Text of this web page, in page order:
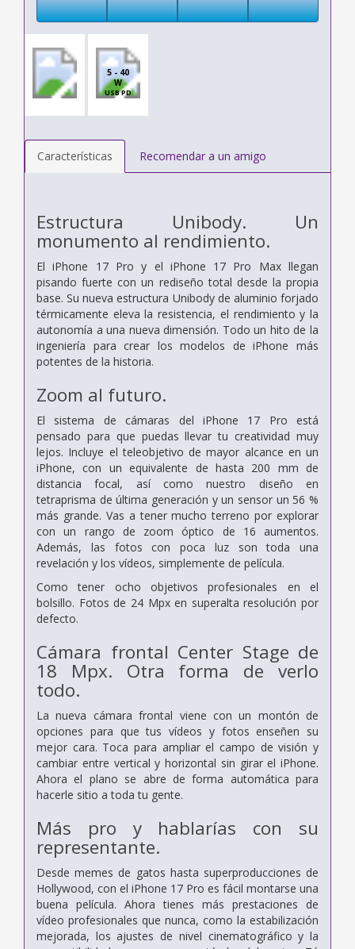
5 - 40
W
USB PD
Características Recomendar a un amigo
Estructura Unibody. Un
monumento al rendimiento.
El iPhone 17 Pro y el iPhone 17 Pro Max llegan
pisando fuerte con un rediseño total desde la propia
base. Su nueva estructura Unibody de aluminio forjado
térmicamente eleva la resistencia, el rendimiento y la
autonomía a una nueva dimensión. Todo un hito de la
ingeniería para crear los modelos de iPhone más
potentes de la historia.
Zoom al futuro.
El sistema de cámaras del iPhone 17 Pro está
pensado para que puedas llevar tu creatividad muy
lejos. Incluye el teleobjetivo de mayor alcance en un
iPhone, con un equivalente de hasta 200 mm de
distancia focal, así como nuestro diseño en
tetraprisma de última generación y un sensor un 56 %
más grande. Vas a tener mucho terreno por explorar
con un rango de zoom óptico de 16 aumentos.
Además, las fotos con poca luz son toda una
revelación y los vídeos, simplemente de película.
Como tener ocho objetivos profesionales en el
bolsillo. Fotos de 24 Mpx en superalta resolución por
defecto.
Cámara frontal Center Stage de
18 Mpx. Otra forma de verlo
todo.
La nueva cámara frontal viene con un montón de
opciones para que tus vídeos y fotos enseñen su
mejor cara. Toca para ampliar el campo de visión y
cambiar entre vertical y horizontal sin girar el iPhone.
Ahora el plano se abre de forma automática para
hacerle sitio a toda tu gente.
Más pro y hablarías con su
representante.
Desde memes de gatos hasta superproducciones de
Hollywood, con el iPhone 17 Pro es fácil montarse una
buena película. Ahora tienes más prestaciones de
vídeo profesionales que nunca, como la estabilización
mejorada, los ajustes de nivel cinematográfico y la